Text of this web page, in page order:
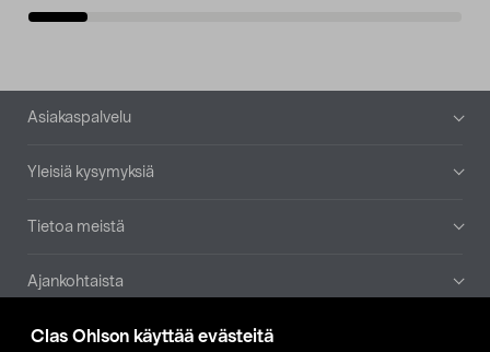
Clas Ohlson käyttää evästeitä
Alatunniste
Asiakaspalvelu
Yleisiä kysymyksiä
Tietoa meistä
Ajankohtaista
Muut yrityksemme